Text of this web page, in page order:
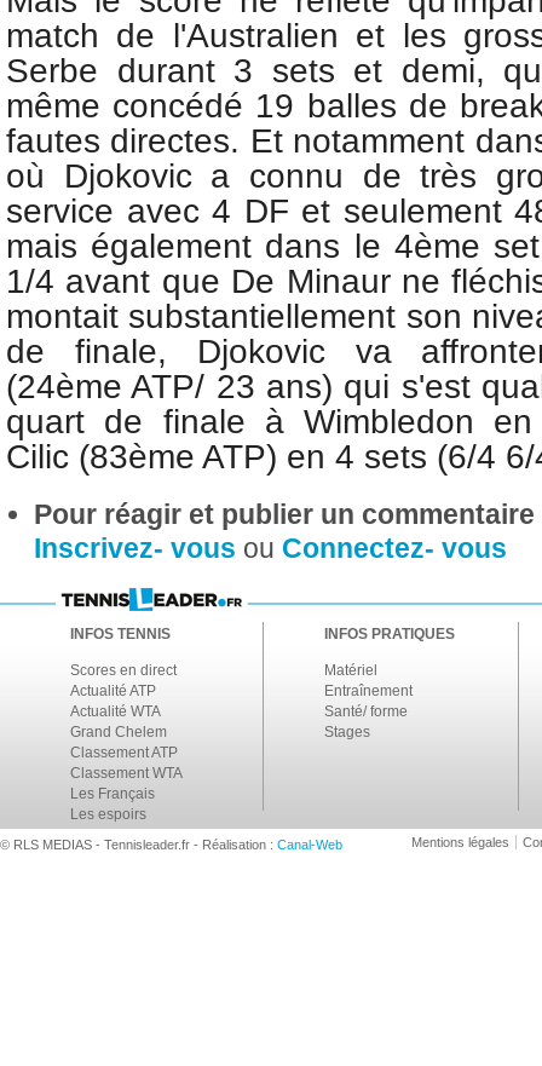
match de l'Australien et les
Serbe durant 3 sets et demi,
même concédé 19 balles de
fautes directes. Et notamment
où Djokovic a connu de très
service avec 4 DF et seulement
mais également dans le 4ème
1/4 avant que De Minaur ne
montait substantiellement son
de finale, Djokovic va
(24ème ATP/ 23 ans) qui s'est
quart de finale à Wimbledon en
Cilic (83ème ATP) en 4 sets (6/4
Pour réagir et publier un
Inscrivez- vous ou Connectez- vous
INFOS TENNIS
Scores en direct
Actualité ATP
Actualité WTA
Grand Chelem
Classement ATP
Classement WTA
Les Français
Les espoirs
INFOS PRATIQUES
Matériel
Entraînement
Santé/ forme
Stages
© RLS MEDIAS - Tennisleader.fr - Réalisation : Canal-Web Mentions légales